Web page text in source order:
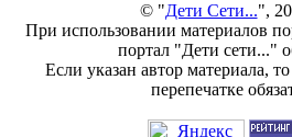
© "Дети Сети...",
При использовании материалов
портал "Дети сети..."
Если указан автор материала,
перепечатке